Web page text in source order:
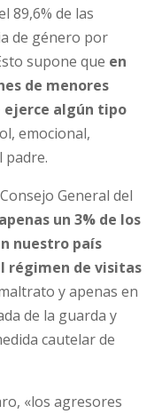
89,6% de las
de género por
supone que en
de menores
ejerce algún tipo
emocional,
padre.
General del
apenas un 3% de los
nuestro país
régimen de visitas
y apenas en
de la guarda y
cautelar de
«los agresores